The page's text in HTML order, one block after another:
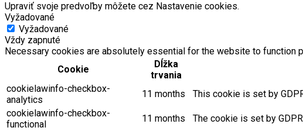
Upraviť svoje predvoľby môžete cez Nastavenie cookies.
Vyžadované
Vyžadované
Vždy zapnuté
Necessary cookies are absolutely essential for the website to function
Cookie
Dĺžka
trvania
cookielawinfo-checkbox-
analytics
11 months
This cookie is set by
cookielawinfo-checkbox-
functional
11 months
The cookie is set by